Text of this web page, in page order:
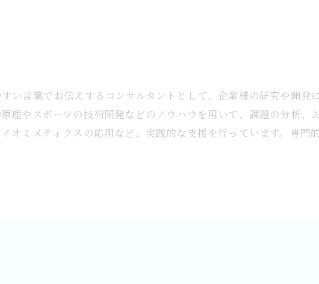
い言葉でお伝えするコンサルタントとして、企業様の研究や開発
理やスポーツの技術開発などのノウハウを用いて、課題の分析、
オミメティクスの応用など、実践的な支援を行っています。専門